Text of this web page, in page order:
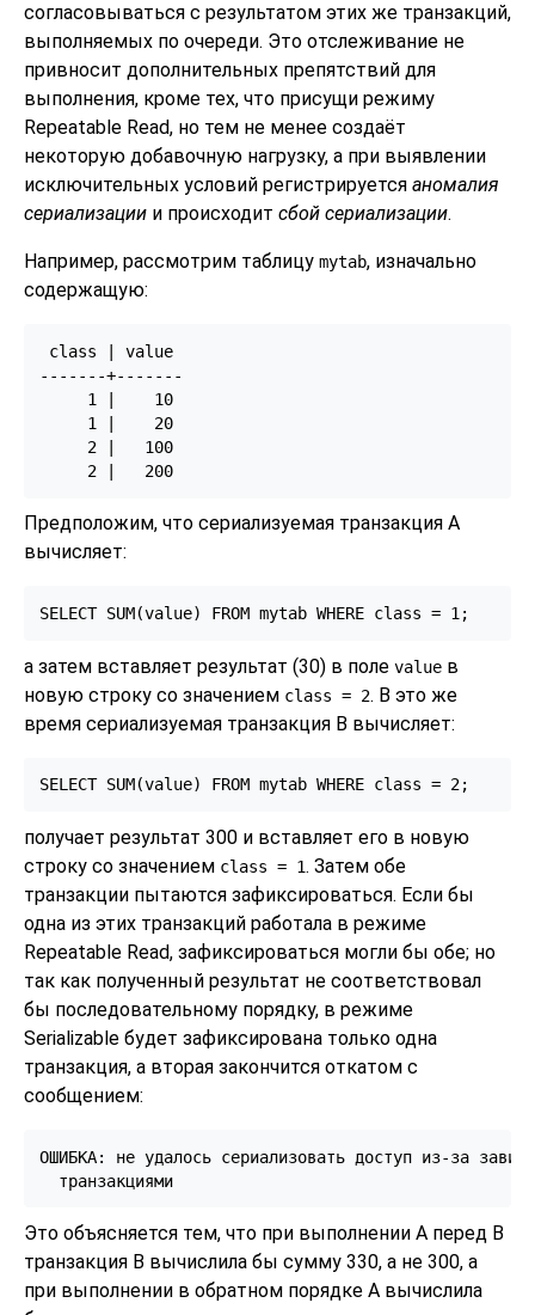
согласовываться с результатом этих же транзакций,
выполняемых по очереди. Это отслеживание не
привносит дополнительных препятствий для
выполнения, кроме тех, что присущи режиму
Repeatable Read, но тем не менее создаёт
некоторую добавочную нагрузку, а при выявлении
исключительных условий регистрируется аномалия
сериализации и происходит сбой сериализации.
Например, рассмотрим таблицу mytab, изначально
содержащую:
class | value
-------+-------
     1 |    10
     1 |    20
     2 |   100
     2 |   200
Предположим, что сериализуемая транзакция A
вычисляет:
а затем вставляет результат (30) в поле value в
новую строку со значением class = 2. В это же
время сериализуемая транзакция B вычисляет:
получает результат 300 и вставляет его в новую
строку со значением class = 1. Затем обе
транзакции пытаются зафиксироваться. Если бы
одна из этих транзакций работала в режиме
Repeatable Read, зафиксироваться могли бы обе; но
так как полученный результат не соответствовал
бы последовательному порядку, в режиме
Serializable будет зафиксирована только одна
транзакция, а вторая закончится откатом с
сообщением:
ОШИБКА: не удалось сериализовать доступ из-за
  транзакциями
Это объясняется тем, что при выполнении A перед B
транзакция B вычислила бы сумму 330, а не 300, а
при выполнении в обратном порядке A вычислила